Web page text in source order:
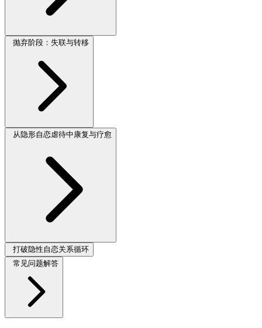
抛弃阶段：失联与转移
从隐形自恋虐待中康复与疗愈
打破隐性自恋关系循环
常见问题解答